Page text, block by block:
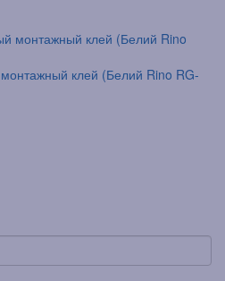
клей (Белий Rino RG-